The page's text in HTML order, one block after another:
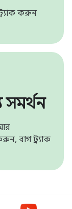
করুন
বাগ ট্র্যাক